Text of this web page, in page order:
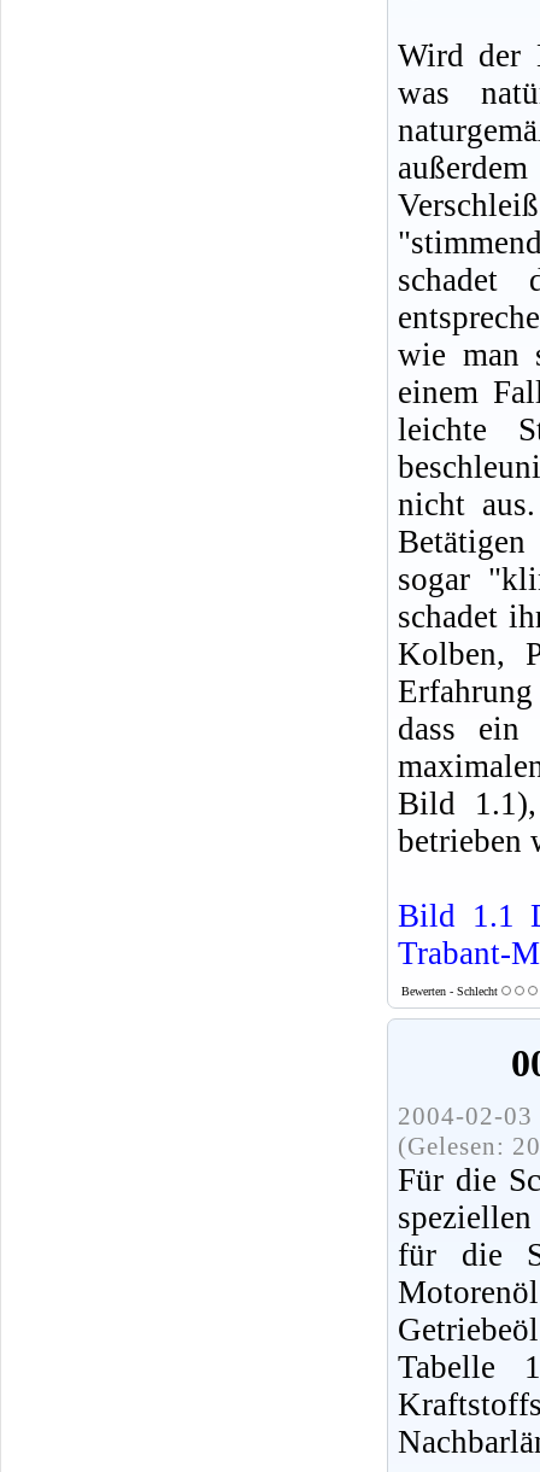
Wird der
was
schadet
wie man
einem
leichte
nicht
sogar
schadet
Kolben,
dass ein
Bild
betrieben
Bild 1.1
Trabant-
Bewerten - Schlecht
2004-02-
(Gelesen:
Für die
für die
Tabelle